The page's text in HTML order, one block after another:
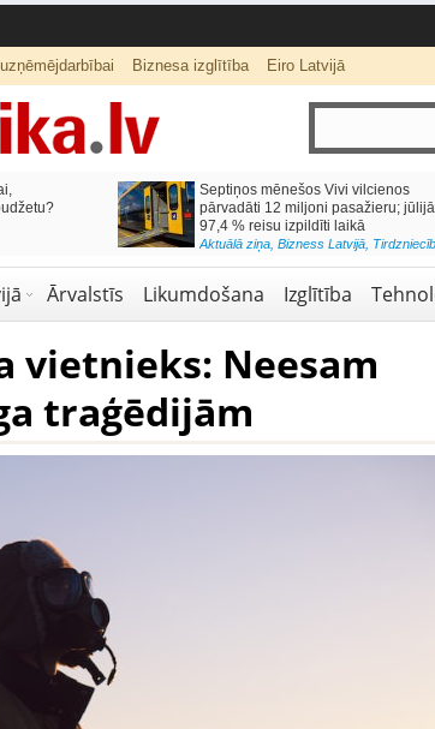
Biznesa izglītība Eiro Latvijā
Septiņos mēnešos Vivi vilcienos
pārvadāti 12 miljoni pasažieru; jūlijā
97,4 % reisu izpildīti laikā
Aktuālā ziņa, Bizness Latvijā,
Ārvalstīs Likumdošana Izglītība
vietnieks: Neesam
traģēdijām